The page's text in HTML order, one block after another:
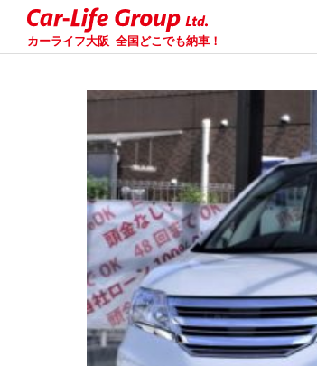
カーライフ大阪 全国どこでも納車！